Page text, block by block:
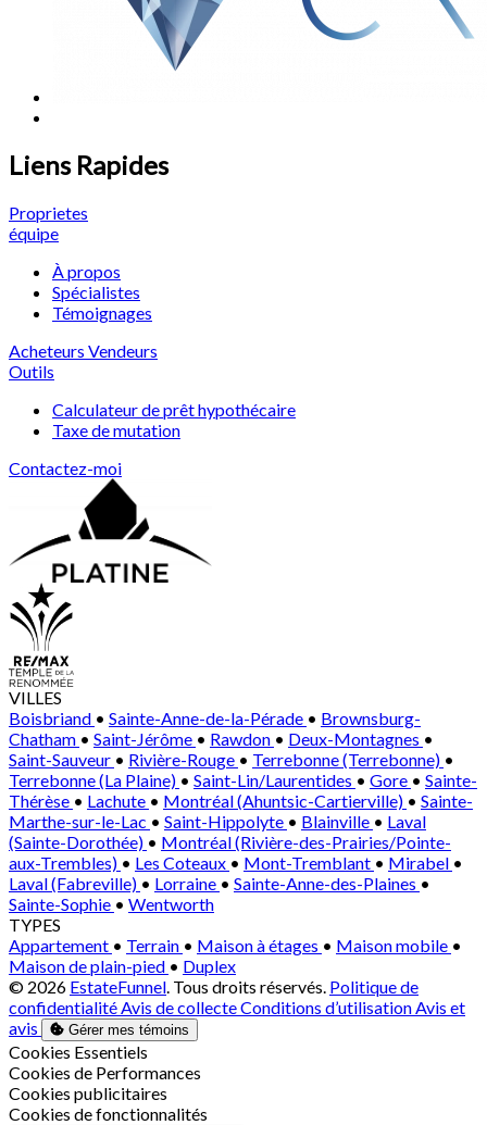
Liens Rapides
Proprietes
équipe
À propos
Spécialistes
Témoignages
Acheteurs Vendeurs
Outils
Calculateur de prêt hypothécaire
Taxe de mutation
Contactez-moi
VILLES
Boisbriand • Sainte-Anne-de-la-Pérade • Brownsburg-
Chatham • Saint-Jérôme • Rawdon • Deux-Montagnes •
Saint-Sauveur • Rivière-Rouge • Terrebonne (Terrebonne) •
Terrebonne (La Plaine) • Saint-Lin/Laurentides • Gore • Sainte-
Thérèse • Lachute • Montréal (Ahuntsic-Cartierville) • Sainte-
Marthe-sur-le-Lac • Saint-Hippolyte • Blainville • Laval
(Sainte-Dorothée) • Montréal (Rivière-des-Prairies/Pointe-
aux-Trembles) • Les Coteaux • Mont-Tremblant • Mirabel •
Laval (Fabreville) • Lorraine • Sainte-Anne-des-Plaines •
Sainte-Sophie • Wentworth
TYPES
Appartement • Terrain • Maison à étages • Maison mobile •
Maison de plain-pied • Duplex
© 2026 EstateFunnel . Tous droits réservés. Politique de
confidentialité Avis de collecteConditions d’utilisation Avis et
avis
Gérer mes témoins
Activer
Cookies Essentiels
Activer
Cookies de Performances
Activer
Cookies publicitaires
Activer
Cookies de fonctionnalités